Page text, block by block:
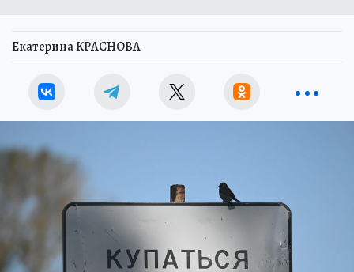
Екатерина КРАСНОВА